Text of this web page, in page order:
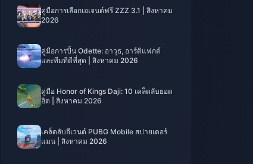
คู่มือการเลือกเอเจนต์ฟรี ZZZ 3.1 | สิงหาคม
2026
คู่มือการปั้น Odette: อาวุธ, อาร์ติแฟกต์
และทีมที่ดีที่สุด | สิงหาคม 2026
คู่มือ Honor of Kings Daji: 10 เคล็ดลับยอด
ฮิต | สิงหาคม 2026
เคล็ดลับอีเวนต์ PUBG Mobile สปายเดอร์
แมน | สิงหาคม 2026